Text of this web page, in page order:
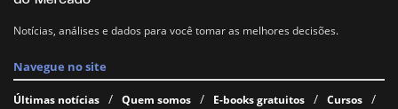
Notícias, análises e dados para você tomar as melhores decisões.
Navegue no site
Últimas notícias Quem somos E-books gratuitos
Cursos